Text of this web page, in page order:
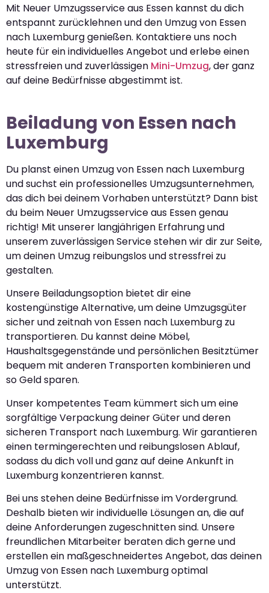
Mit Neuer Umzugsservice aus Essen kannst du dich
entspannt zurücklehnen und den Umzug von Essen
nach Luxemburg genießen. Kontaktiere uns noch
heute für ein individuelles Angebot und erlebe einen
stressfreien und zuverlässigen Mini-Umzug, der ganz
auf deine Bedürfnisse abgestimmt ist.
Beiladung von Essen nach
Luxemburg
Du planst einen Umzug von Essen nach Luxemburg
und suchst ein professionelles Umzugsunternehmen,
das dich bei deinem Vorhaben unterstützt? Dann bist
du beim Neuer Umzugsservice aus Essen genau
richtig! Mit unserer langjährigen Erfahrung und
unserem zuverlässigen Service stehen wir dir zur Seite,
um deinen Umzug reibungslos und stressfrei zu
gestalten.
Unsere Beiladungsoption bietet dir eine
kostengünstige Alternative, um deine Umzugsgüter
sicher und zeitnah von Essen nach Luxemburg zu
transportieren. Du kannst deine Möbel,
Haushaltsgegenstände und persönlichen Besitztümer
bequem mit anderen Transporten kombinieren und
so Geld sparen.
Unser kompetentes Team kümmert sich um eine
sorgfältige Verpackung deiner Güter und deren
sicheren Transport nach Luxemburg. Wir garantieren
einen termingerechten und reibungslosen Ablauf,
sodass du dich voll und ganz auf deine Ankunft in
Luxemburg konzentrieren kannst.
Bei uns stehen deine Bedürfnisse im Vordergrund.
Deshalb bieten wir individuelle Lösungen an, die auf
deine Anforderungen zugeschnitten sind. Unsere
freundlichen Mitarbeiter beraten dich gerne und
erstellen ein maßgeschneidertes Angebot, das deinen
Umzug von Essen nach Luxemburg optimal
unterstützt.